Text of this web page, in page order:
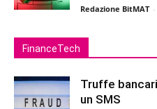
Redazione BitMAT -
FinanceTech
Truffe
un SMS